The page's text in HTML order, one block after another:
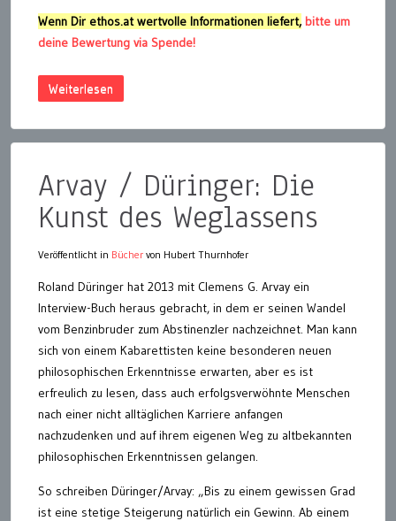
Wenn Dir ethos.at wertvolle Informationen liefert, bitte um
deine Bewertung via Spende!
Weiterlesen
Arvay / Düringer: Die
Kunst des Weglassens
Veröffentlicht in Bücher von Hubert Thurnhofer
Roland Düringer hat 2013 mit Clemens G. Arvay ein
Interview-Buch heraus gebracht, in dem er seinen Wandel
vom Benzinbruder zum Abstinenzler nachzeichnet. Man kann
sich von einem Kabarettisten keine besonderen neuen
philosophischen Erkenntnisse erwarten, aber es ist
erfreulich zu lesen, dass auch erfolgsverwöhnte Menschen
nach einer nicht alltäglichen Karriere anfangen
nachzudenken und auf ihrem eigenen Weg zu altbekannten
philosophischen Erkenntnissen gelangen.
So schreiben Düringer/Arvay: „Bis zu einem gewissen Grad
ist eine stetige Steigerung natürlich ein Gewinn. Ab einem